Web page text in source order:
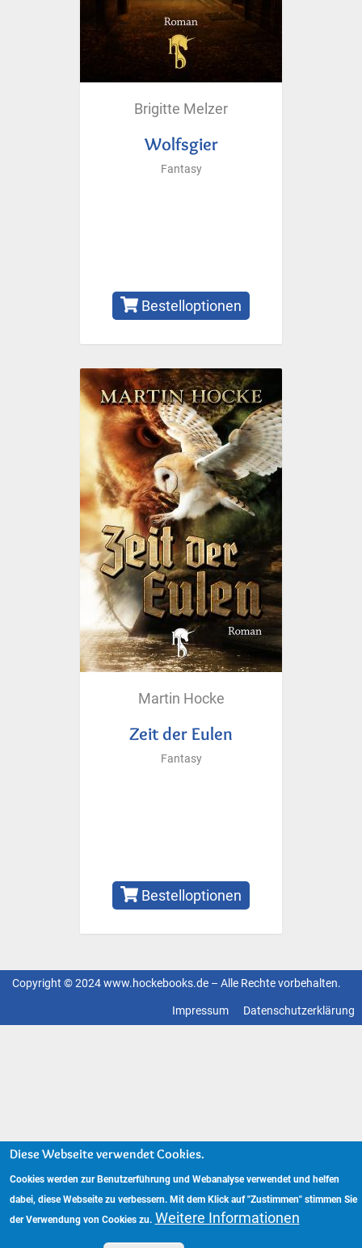
Brigitte Melzer
Wolfsgier
Fantasy
Bestelloptionen
Martin Hocke
Zeit der Eulen
Fantasy
Bestelloptionen
Copyright © 2024 www.hockebooks.de – Alle Rechte vorbehalten.
Datenschutzerklärung
Impressum
Diese Webseite verwendet Cookies.
Cookies werden zur Benutzerführung und Webanalyse verwendet und helfen
dabei, diese Webseite zu verbessern. Mit dem Klick auf "Zustimmen" stimmen Sie
der Verwendung von Cookies zu. Weitere Informationen